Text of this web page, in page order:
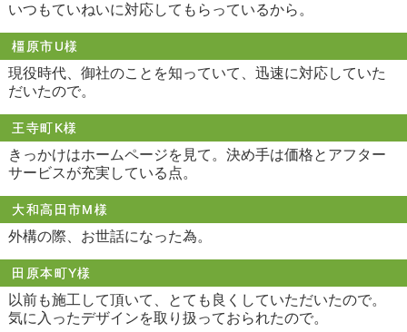
いつもていねいに対応してもらっているから。
橿原市U様
現役時代、御社のことを知っていて、迅速に対応していた
だいたので。
王寺町K様
きっかけはホームページを見て。決め手は価格とアフター
サービスが充実している点。
大和高田市M様
外構の際、お世話になった為。
田原本町Y様
以前も施工して頂いて、とても良くしていただいたので。
気に入ったデザインを取り扱っておられたので。